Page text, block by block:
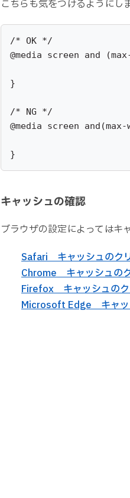
こちらも気をつけるようにし
/* OK */
@media screen and
}
/* NG */
@media screen
}
キャッシュの確認
ブラウザの設定によってはキ
Safari キャッシュのク
Chrome キャッシュの
Firefox キャッシュの
Microsoft Edge キャッ